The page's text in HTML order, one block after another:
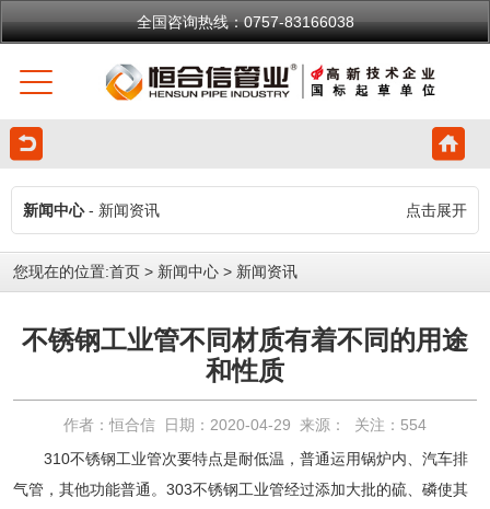
全国咨询热线：0757-83166038
新闻中心- 新闻资讯 点击展开
您现在的位置:首页 > 新闻中心 > 新闻资讯
不锈钢工业管不同材质有着不同的用途
和性质
作者：恒合信 日期：2020-04-29 来源： 关注： 554
310不锈钢工业管次要特点是耐低温，普通运用锅炉内、汽车排
气管，其他功能普通。303不锈钢工业管经过添加大批的硫、磷使其